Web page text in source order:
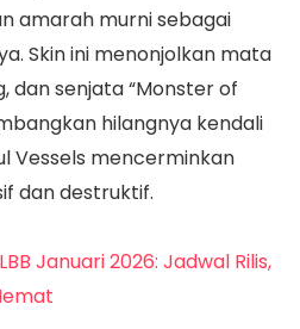
amarah murni sebagai
Skin ini menonjolkan mata
dan senjata “Monster of
hilangnya kendali
Vessels mencerminkan
dan destruktif.
Januari 2026: Jadwal Rilis,